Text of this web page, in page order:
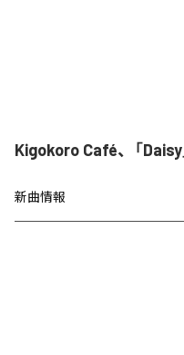
Kigokoro Café、「
新曲情報